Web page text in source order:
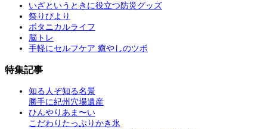
いざというときに役立つ防災グッズ
祭りびより
ボタニカルライフ
脳トレ
手軽にセルフケア 癒やしのツボ
特集記事
知る人ぞ知る名景
勝手に紀州穴場遺産
ひんやりあま〜い
こだわりたっぷりかき氷